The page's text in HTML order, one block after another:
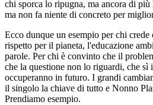
chi sporca lo ripugna, ma ancora di
ma non fa niente di concreto per
Ecco dunque un esempio per chi crede
rispetto per il pianeta, l'educazione
parole. Per chi è convinto che il
che la questione non lo riguardi, che sì
occuperanno in futuro. I grandi
il singolo la chiave di tutto e Nonno
Prendiamo esempio.